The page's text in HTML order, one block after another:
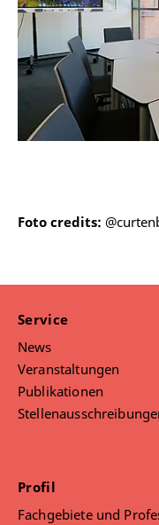
Foto credits:
Service
News
Veranstaltungen
Publikationen
Profil
Fachgebiete und